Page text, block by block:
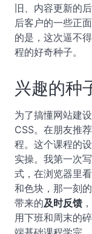
旧、内容更新的
后客户的一些正
的是，这次逼不
程的好奇种子。
兴趣的种
为了搞懂网站建
CSS。在朋友推
程。这个课程的
实操。我第一次
式，在浏览器里
和色块，那一刻
带来的及时反馈
用下班和周末的